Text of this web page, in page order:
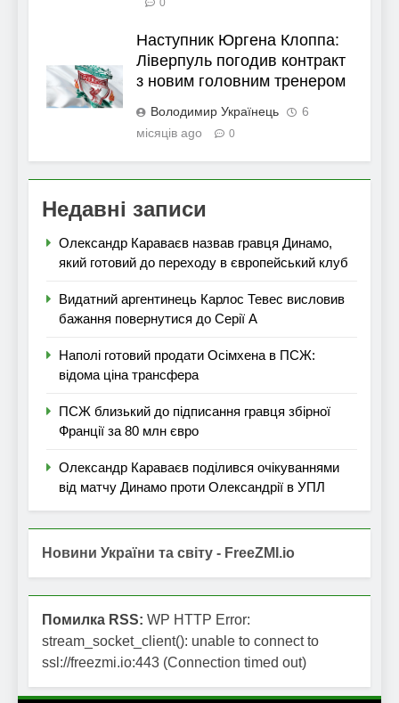
0
Наступник Юргена Клоппа:
Ліверпуль погодив контракт
з новим головним тренером
Володимир Українець
6
місяців ago
0
Недавні записи
Олександр Караваєв назвав гравця Динамо,
який готовий до переходу в європейський клуб
Видатний аргентинець Карлос Тевес висловив
бажання повернутися до Серії А
Наполі готовий продати Осімхена в ПСЖ:
відома ціна трансфера
ПСЖ близький до підписання гравця збірної
Франції за 80 млн євро
Олександр Караваєв поділився очікуваннями
від матчу Динамо проти Олександрії в УПЛ
Новини України та світу - FreeZMI.io
Помилка RSS: WP HTTP Error:
stream_socket_client(): unable to connect to
ssl://freezmi.io:443 (Connection timed out)